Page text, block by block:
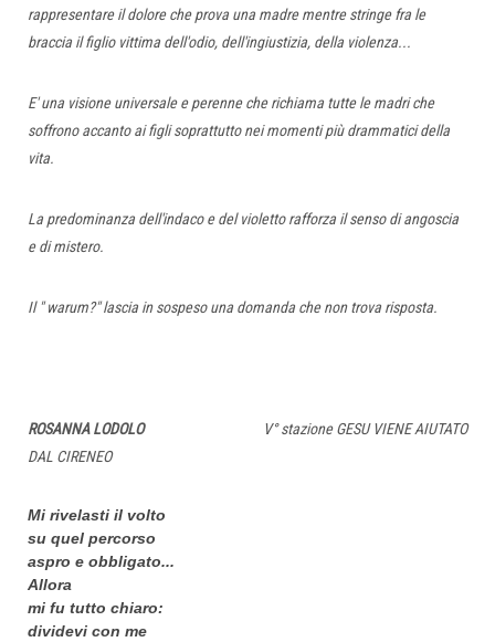
rappresentare il dolore che prova una madre mentre stringe fra le
braccia il figlio vittima dell'odio, dell'ingiustizia, della violenza...
E' una visione universale e perenne che richiama tutte le madri che
soffrono accanto ai figli soprattutto nei momenti più drammatici della
vita.
La predominanza dell'indaco e del violetto rafforza il senso di angoscia
e di mistero.
Il " warum?" lascia in sospeso una domanda che non trova risposta.
ROSANNA LODOLOV° stazione GESU VIENE AIUTATO
DAL CIRENEO
Mi rivelasti il volto
su quel percorso
aspro e obbligato...
Allora
mi fu tutto chiaro:
dividevi con me